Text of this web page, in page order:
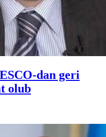
dan geri
olub